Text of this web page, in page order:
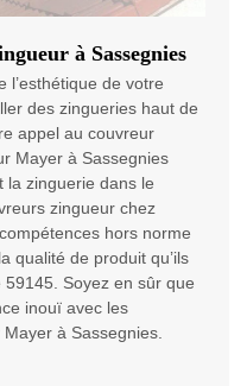
à Sassegnies
l’esthétique de votre
des zingueries haut de
appel au couvreur
Mayer à Sassegnies
la zinguerie dans le
zingueur chez
hors norme
qualité de produit qu’ils
Soyez en sûr que
inouï avec les
à Sassegnies.